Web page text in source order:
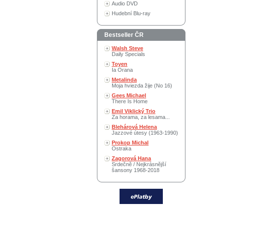
Audio DVD
Hudební Blu-ray
Bestseller ČR
Walsh Steve
Daily Specials
Toyen
Ia Orana
Metalinda
Moja hviezda žije (No 16)
Gees Michael
There Is Home
Emil Viklický Trio
Za horama, za lesama...
Blehárová Helena
Jazzové útesy (1963-1990)
Prokop Michal
Ostraka
Zagorová Hana
Srdečně / Nejkrásnější
šansony 1968-2018